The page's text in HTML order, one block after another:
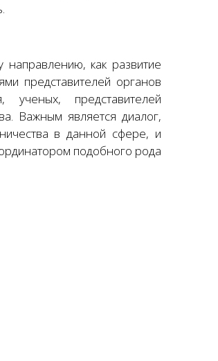
направлению, как развитие
представителей органов
ученых, представителей
Важным является диалог,
в данной сфере, и
подобного рода